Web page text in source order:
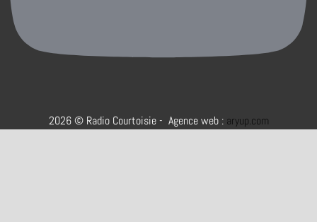
2026 © Radio Courtoisie - Agence web : aryup.com